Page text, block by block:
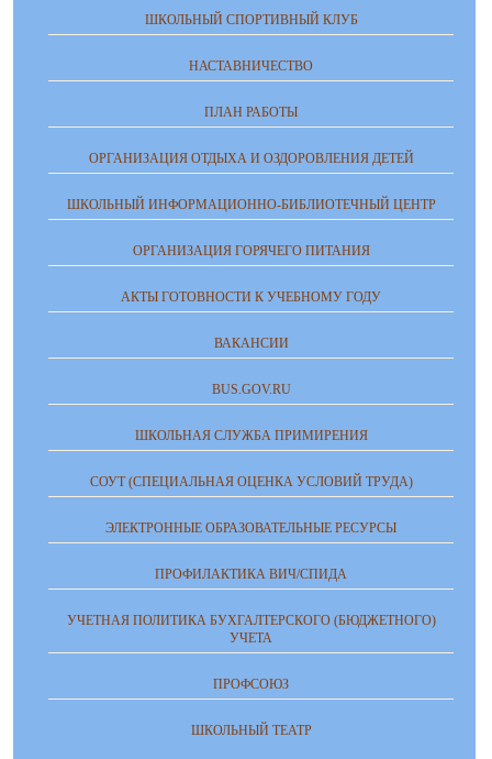
ШКОЛЬНЫЙ СПОРТИВНЫЙ КЛУБ
НАСТАВНИЧЕСТВО
ПЛАН РАБОТЫ
ОРГАНИЗАЦИЯ ОТДЫХА И ОЗДОРОВЛЕНИЯ ДЕТЕЙ
ШКОЛЬНЫЙ ИНФОРМАЦИОННО-БИБЛИОТЕЧНЫЙ ЦЕНТР
ОРГАНИЗАЦИЯ ГОРЯЧЕГО ПИТАНИЯ
АКТЫ ГОТОВНОСТИ К УЧЕБНОМУ ГОДУ
ВАКАНСИИ
BUS.GOV.RU
ШКОЛЬНАЯ СЛУЖБА ПРИМИРЕНИЯ
СОУТ (СПЕЦИАЛЬНАЯ ОЦЕНКА УСЛОВИЙ ТРУДА)
ЭЛЕКТРОННЫЕ ОБРАЗОВАТЕЛЬНЫЕ РЕСУРСЫ
ПРОФИЛАКТИКА ВИЧ/СПИДА
УЧЕТНАЯ ПОЛИТИКА БУХГАЛТЕРСКОГО (БЮДЖЕТНОГО)
УЧЕТА
ПРОФСОЮЗ
ШКОЛЬНЫЙ ТЕАТР